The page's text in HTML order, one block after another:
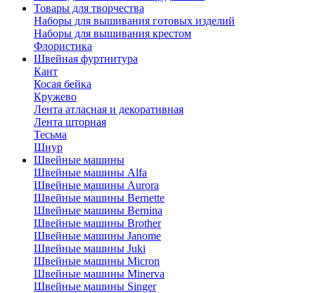
Товары для творчества
Наборы для вышивания готовых изделий
Наборы для вышивания крестом
Флористика
Швейная фуртнитура
Кант
Косая бейка
Кружево
Лента aтласная и декоративная
Лента шторная
Тесьма
Шнур
Швейные машины
Швейные машины Alfa
Швейные машины Aurora
Швейные машины Bernette
Швейные машины Bernina
Швейные машины Brother
Швейные машины Janome
Швейные машины Juki
Швейные машины Micron
Швейные машины Minerva
Швейные машины Singer